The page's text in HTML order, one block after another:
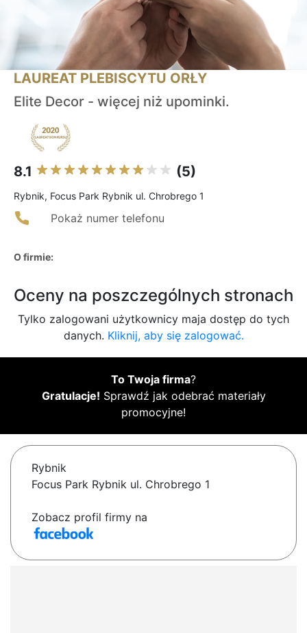
LAUREAT PLEBISCYTU ORŁY
Elite Decor - więcej niż upominki.
8.1 (5)
Rybnik, Focus Park Rybnik ul. Chrobrego 1
Pokaż numer telefonu
O firmie:
Oceny na poszczególnych stronach
Tylko zalogowani użytkownicy maja dostęp do tych
danych. Kliknij, aby się zalogować.
To Twoja firma?
Gratulacje! Sprawdź jak odebrać materiały
promocyjne!
Rybnik
Focus Park Rybnik ul. Chrobrego 1
Zobacz profil firmy na